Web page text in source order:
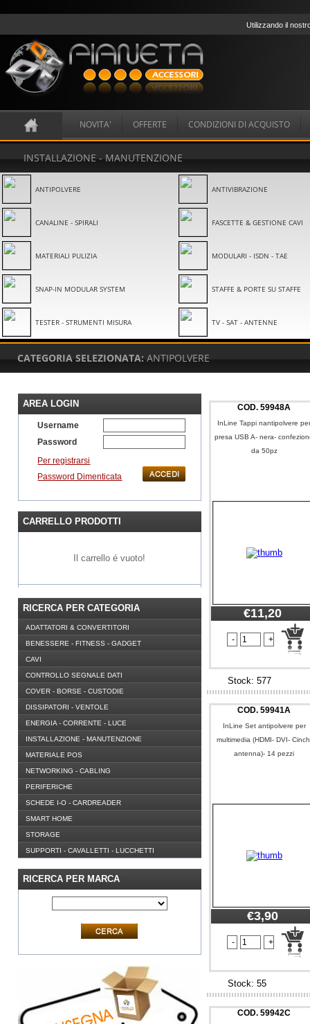
Utilizzando il
NOVITA' OFFERTE CONDIZIONI DI ACQUISTO
INSTALLAZIONE - MANUTENZIONE
ANTIPOLVERE ANTIVIBRAZIONE
CANALINE - SPIRALI FASCETTE & GESTIONE CAVI
MATERIALI PULIZIA MODULARI - ISDN - TAE
SNAP-IN MODULAR SYSTEM STAFFE & PORTE SU STAFFE
TESTER - STRUMENTI MISURA TV - SAT - ANTENNE
CATEGORIA SELEZIONATA: ANTIPOLVERE
AREA LOGIN
Username
Password
Per registrarsi
Password Dimenticata
CARRELLO PRODOTTI
Il carrello é vuoto!
RICERCA PER CATEGORIA
ADATTATORI & CONVERTITORI
BENESSERE - FITNESS - GADGET
CAVI
CONTROLLO SEGNALE DATI
COVER - BORSE - CUSTODIE
DISSIPATORI - VENTOLE
ENERGIA - CORRENTE - LUCE
INSTALLAZIONE - MANUTENZIONE
MATERIALE POS
NETWORKING - CABLING
PERIFERICHE
SCHEDE I-O - CARDREADER
SMART HOME
STORAGE
SUPPORTI - CAVALLETTI - LUCCHETTI
RICERCA PER MARCA
COD.59948A
InLine Tappi nantipolvere
presa USB A- nera-
da 50pz
€11,20
Stock: 577
COD.59941A
InLine Set antipolvere per
multimedia (HDMI- DVI-
antenna)- 14 pezzi
€3,90
Stock: 55
COD.59942C